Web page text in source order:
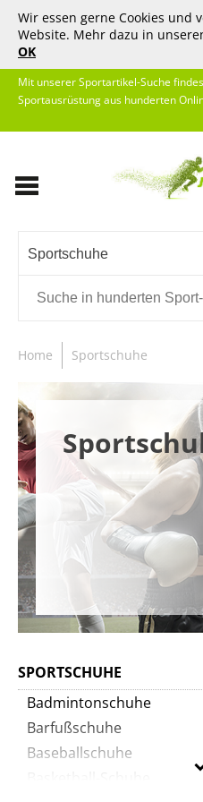
Wir essen gerne Cookies und
Website. Mehr dazu in
OK
Mit unserer Sportartikel-Suche
Sportausrüstung aus hunderten
Sportschuhe
Home Sportschuhe
SPORTSCHUHE
Badmintonschuhe
Barfußschuhe
Baseballschuhe